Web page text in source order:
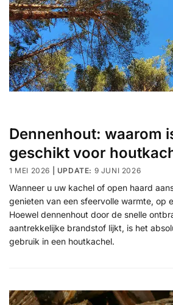
Dennenhout: waarom
geschikt voor
1 MEI 2026 9 JUNI 2026
Wanneer u uw kachel of open haard
genieten van een sfeervolle warmte, op
Hoewel dennenhout door de snelle
aantrekkelijke brandstof lijkt, is het
gebruik in een houtkachel.